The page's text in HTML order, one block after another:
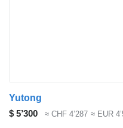
Yutong
$ 5’300
≈ CHF 4’287 ≈ EUR